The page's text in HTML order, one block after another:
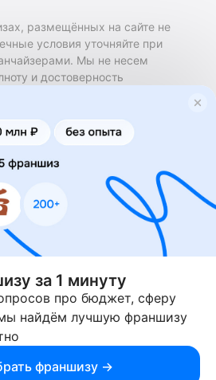
размещённых на сайте не
условия уточняйте при
Мы не несем
и достоверность
договоров
(франчайзинга) осуществляется
представителями. Бизнесменс.ру
или представителем
ответственность за условия
и действия лиц,
информации, имеющейся
через него. За достоверность
несет ответственность
ИП Богомолов Ю. А. ИНН
гиперссылка на businessmens.ru
за 1 минуту
про бюджет, сферу
найдём лучшую франшизу
франшизу →